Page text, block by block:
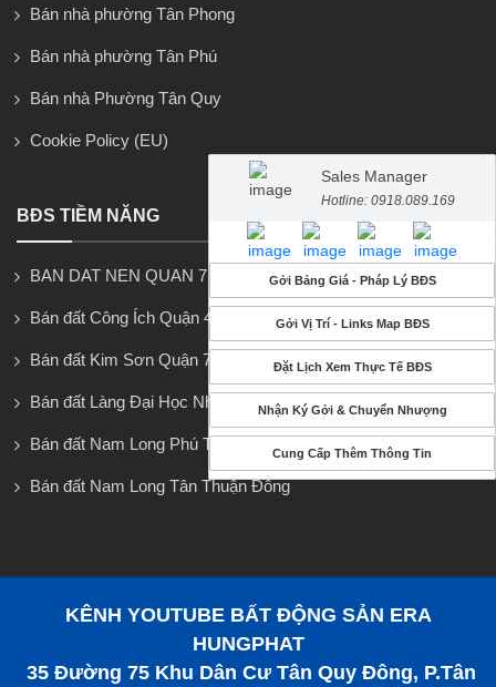
Sales Manager
Hotline: 0918.089.169
Gởi Bảng Giá - Pháp Lý BĐS
Gởi Vị Trí - Links Map BĐS
Đặt Lịch Xem Thực Tế BĐS
Nhận Ký Gởi & Chuyển Nhượng
Cung Cấp Thêm Thông Tin
Bán nhà phường Tân Phong
Bán nhà phường Tân Phú
Bán nhà Phường Tân Quy
Cookie Policy (EU)
BĐS TIỀM NĂNG
BAN DAT NEN QUAN 7
Bán đất Công Ích Quận 4
Bán đất Kim Sơn Quận 7
Bán đất Làng Đại Học Nhà Bè
Bán đất Nam Long Phú Thuận
Bán đất Nam Long Tân Thuận Đông
KÊNH YOUTUBE BẤT ĐỘNG SẢN ERA
HUNGPHAT
35 Đường 75 Khu Dân Cư Tân Quy Đông, P.Tân